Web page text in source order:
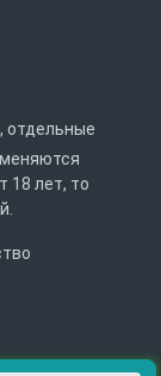
отдельные
18 лет, то